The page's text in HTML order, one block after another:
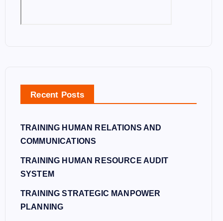
Recent Posts
TRAINING HUMAN RELATIONS AND
COMMUNICATIONS
TRAINING HUMAN RESOURCE AUDIT
SYSTEM
TRAINING STRATEGIC MANPOWER
PLANNING